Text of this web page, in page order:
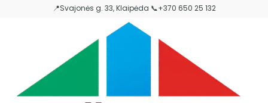
📍Svajonės g. 33, Klaipėda 📞+370 650 25 132